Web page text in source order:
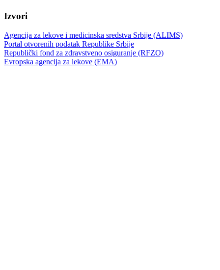
Izvori
Agencija za lekove i medicinska sredstva Srbije (ALIMS)
Portal otvorenih podatak Republike Srbije
Republički fond za zdravstveno osiguranje (RFZO)
Evropska agencija za lekove (EMA)